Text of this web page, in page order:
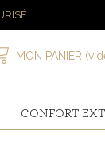
MON PANIER
CONFORT